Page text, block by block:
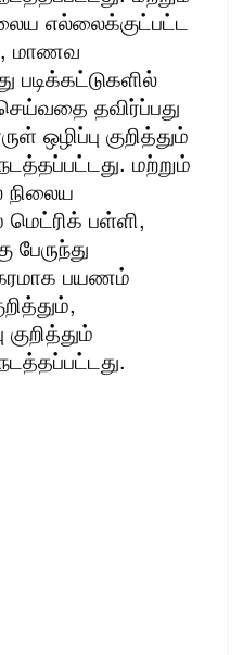
எல்லைக்குட்பட்ட
, மாணவ
படிக்கட்டுகளில்
தவிர்ப்பது
ஒழிப்பு குறித்தும்
மற்றும்
பள்ளி,
பயணம்